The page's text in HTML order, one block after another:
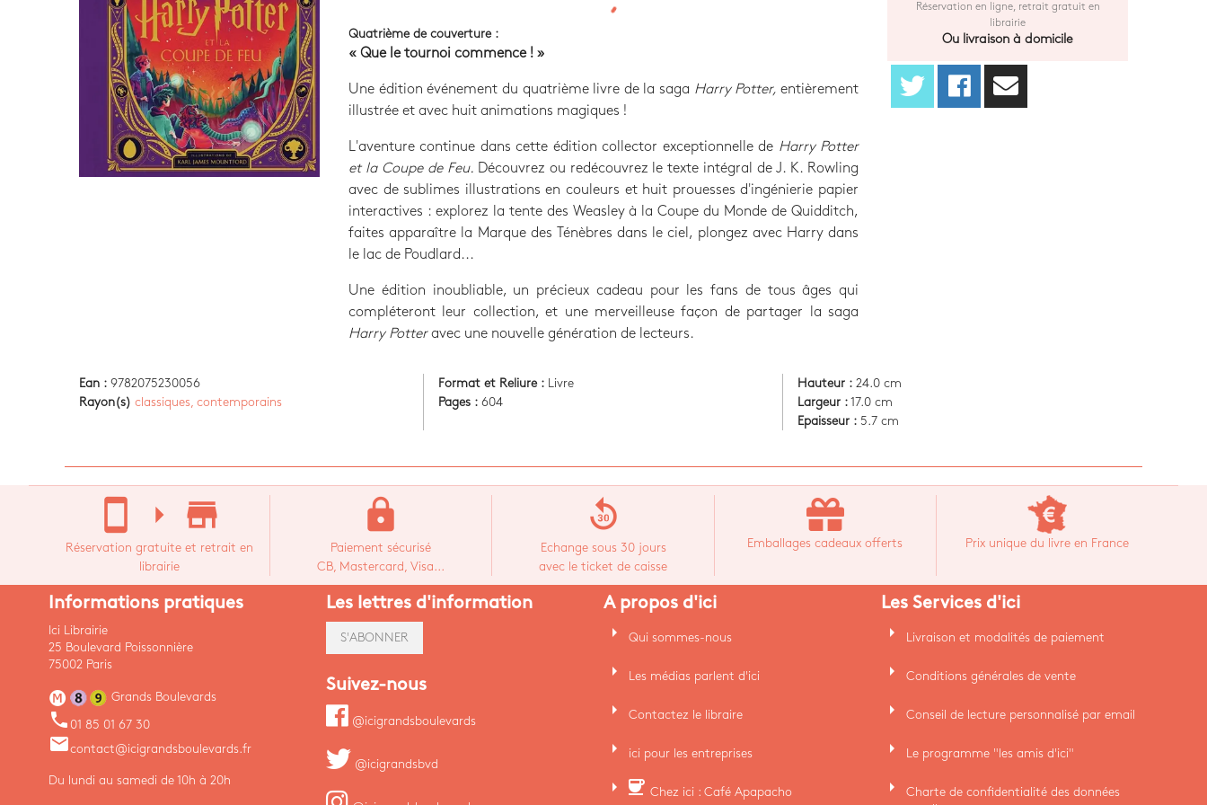
Quatrième de couverture :
« Que le tournoi commence ! »
Une édition événement du quatrième livre de la saga Harry Potter,entièrement
illustrée et avec huit animations magiques !
L'aventure continue dans cette édition collector exceptionnelle de Harry Potter
et la Coupe de Feu.
Découvrez ou redécouvrez le texte intégral de J. K. Rowling
avec de sublimes illustrations en couleurs et huit prouesses d'ingénierie papier
interactives : explorez la tente des Weasley à la Coupe du Monde de Quidditch,
faites apparaître la Marque des Ténèbres dans le ciel, plongez avec Harry dans
le lac de Poudlard...
Une édition inoubliable, un précieux cadeau pour les fans de tous âges qui
compléteront leur collection, et une merveilleuse façon de partager la saga
Harry Potteravec une nouvelle génération de lecteurs.
Réservation en ligne, retrait gratuit en
librairie
Ou livraison à domicile
Ean : 9782075230056
Rayon(s) classiques, contemporains
Format et Reliure :
Livre
Pages : 604
Hauteur : 24.0 cm
Largeur : 17.0 cm
Epaisseur : 5.7 cm
stay_current_portrait arrow_right store_mall_directory
Réservation gratuite et retrait en
librairie
lock
Paiement sécurisé
CB, Mastercard, Visa...
replay_30
Echange sous 30 jours
avec le ticket de caisse
Emballages cadeaux offerts Prix unique du livre en France
Informations pratiques
Ici Librairie
25 Boulevard Poissonnière
75002 Paris
Grands Boulevards
phone 01 85 01 67 30
emailcontact@icigrandsboulevards.fr
Du lundi au samedi de 10h à 20h
Les lettres d'information
S'ABONNER
Suivez-nous
@icigrandsboulevards
@icigrandsbvd
A propos d'ici
arrow_right Qui sommes-nous
arrow_right Les médias parlent d'ici
arrow_right Contactez le libraire
arrow_right ici pour les entreprises
arrow_right coffee Chez ici : Café Apapacho
Les Services d'ici
arrow_right Livraison et modalités de paiement
arrow_right Conditions générales de vente
arrow_right Conseil de lecture personnalisé par email
arrow_right Le programme "les amis d'ici"
arrow_right
Charte de confidentialité des données